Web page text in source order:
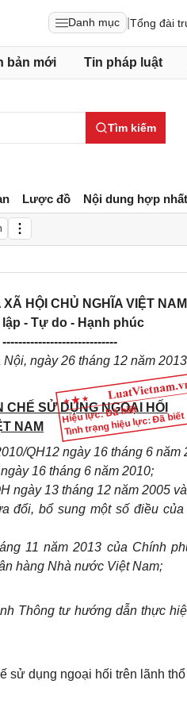
Danh mục Tổng đài
bản mới Tin pháp luật
Tìm kiếm
Lược đồ Nội dung hợp nhất
Hiệu lực: Đã biết
Tình trạng hiệu lực: Đã biết
XÃ HỘI CHỦ NGHĨA VIỆT NAM
- Tự do - Hạnh phúc
-----------------------------
Nội, ngày 26 tháng 12 năm 2013
SỬ DỤNG NGOẠI HỐI
NAM
QH12 ngày 16 tháng 6 năm
16 tháng 6 năm 2010;
ngày 13 tháng 12 năm 2005
đổi, bổ sung một số điều
11 năm 2013 của Chính
hàng Nhà nước Việt Nam;
Thông tư hướng dẫn thực
sử dụng ngoại hối trên lãnh